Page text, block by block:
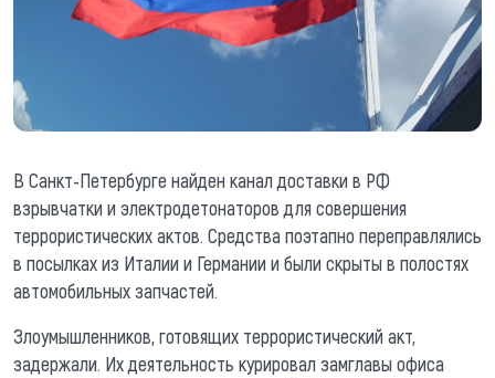
В Санкт-Петербурге найден канал доставки в РФ
взрывчатки и электродетонаторов для совершения
террористических актов. Средства поэтапно переправлялись
в посылках из Италии и Германии и были скрыты в полостях
автомобильных запчастей.
Злоумышленников, готовящих террористический акт,
задержали. Их деятельность курировал замглавы офиса